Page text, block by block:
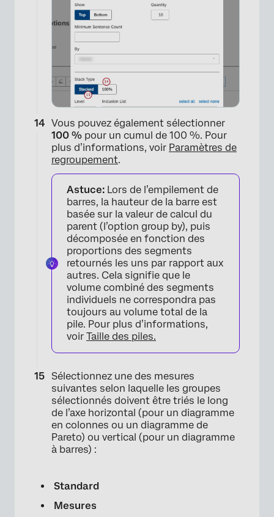
×
Vous pouvez également sélectionner
100 % pour un cumul de 100 %. Pour
plus d’informations, voir Paramètres de
regroupement.
Astuce: Lors de l’empilement de
barres, la hauteur de la barre est
basée sur la valeur de calcul du
parent (l’option group by), puis
décomposée en fonction des
proportions des segments
retournés les uns par rapport aux
autres. Cela signifie que le
volume combiné des segments
individuels ne correspondra pas
toujours au volume total de la
pile. Pour plus d’informations,
voir Taille des piles.
Sélectionnez une des mesures
suivantes selon laquelle les groupes
sélectionnés doivent être triés le long
de l’axe horizontal (pour un diagramme
en colonnes ou un diagramme de
Pareto) ou vertical (pour un diagramme
à barres) :
Standard
Mesures